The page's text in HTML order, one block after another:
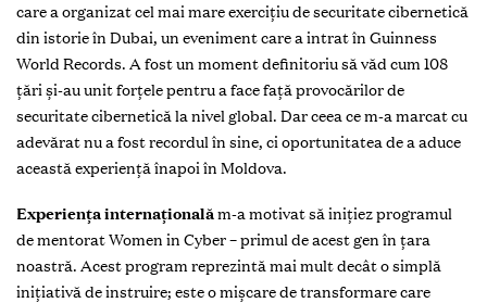
care a organizat cel mai mare exercițiu de securitate cibernetică
din istorie în Dubai, un eveniment care a intrat în Guinness
World Records. A fost un moment definitoriu să văd cum 108
țări și-au unit forțele pentru a face față provocărilor de
securitate cibernetică la nivel global. Dar ceea ce m-a marcat cu
adevărat nu a fost recordul în sine, ci oportunitatea de a aduce
această experiență înapoi în Moldova.
Experiența internaționalăm-a motivat să inițiez programul
de mentorat Women in Cyber – primul de acest gen în țara
noastră. Acest program reprezintă mai mult decât o simplă
inițiativă de instruire; este o mișcare de transformare care